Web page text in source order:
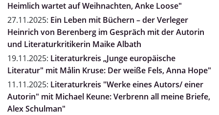
Heimlich wartet auf Weihnachten, Anke Loose"
27.11.2025: Ein Leben mit Büchern – der Verleger
Heinrich von Berenberg im Gespräch mit der Autorin
und Literaturkritikerin Maike Albath
19.11.2025: Literaturkreis „Junge europäische
Literatur" mit Målin Kruse: Der weiße Fels, Anna Hope"
11.11.2025: Literaturkreis "Werke eines Autors/ einer
Autorin" mit Michael Keune: Verbrenn all meine Briefe,
Alex Schulman"